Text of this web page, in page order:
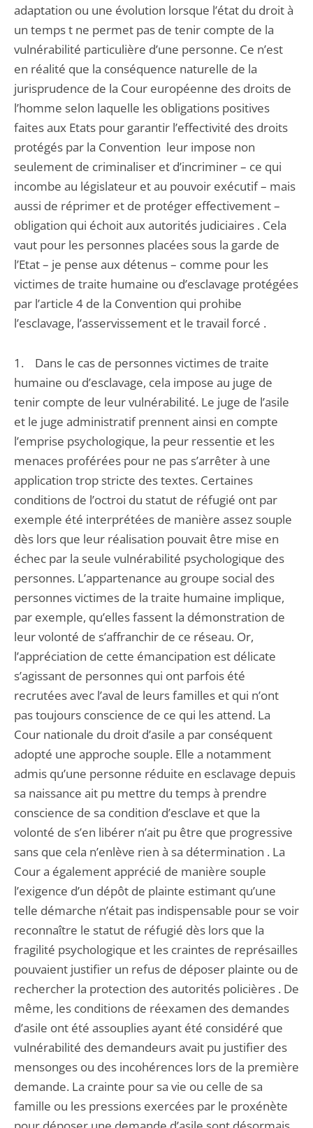
adaptation ou une évolution lorsque l’état du droit à
un temps t ne permet pas de tenir compte de la
vulnérabilité particulière d’une personne. Ce n’est
en réalité que la conséquence naturelle de la
jurisprudence de la Cour européenne des droits de
l’homme selon laquelle les obligations positives
faites aux Etats pour garantir l’effectivité des droits
protégés par la Convention leur impose non
seulement de criminaliser et d’incriminer – ce qui
incombe au législateur et au pouvoir exécutif – mais
aussi de réprimer et de protéger effectivement –
obligation qui échoit aux autorités judiciaires . Cela
vaut pour les personnes placées sous la garde de
l’Etat – je pense aux détenus – comme pour les
victimes de traite humaine ou d’esclavage protégées
par l’article 4 de la Convention qui prohibe
l’esclavage, l’asservissement et le travail forcé .
1. Dans le cas de personnes victimes de traite
humaine ou d’esclavage, cela impose au juge de
tenir compte de leur vulnérabilité. Le juge de l’asile
et le juge administratif prennent ainsi en compte
l’emprise psychologique, la peur ressentie et les
menaces proférées pour ne pas s’arrêter à une
application trop stricte des textes. Certaines
conditions de l’octroi du statut de réfugié ont par
exemple été interprétées de manière assez souple
dès lors que leur réalisation pouvait être mise en
échec par la seule vulnérabilité psychologique des
personnes. L’appartenance au groupe social des
personnes victimes de la traite humaine implique,
par exemple, qu’elles fassent la démonstration de
leur volonté de s’affranchir de ce réseau. Or,
l’appréciation de cette émancipation est délicate
s’agissant de personnes qui ont parfois été
recrutées avec l’aval de leurs familles et qui n’ont
pas toujours conscience de ce qui les attend. La
Cour nationale du droit d’asile a par conséquent
adopté une approche souple. Elle a notamment
admis qu’une personne réduite en esclavage depuis
sa naissance ait pu mettre du temps à prendre
conscience de sa condition d’esclave et que la
volonté de s’en libérer n’ait pu être que progressive
sans que cela n’enlève rien à sa détermination . La
Cour a également apprécié de manière souple
l’exigence d’un dépôt de plainte estimant qu’une
telle démarche n’était pas indispensable pour se voir
reconnaître le statut de réfugié dès lors que la
fragilité psychologique et les craintes de représailles
pouvaient justifier un refus de déposer plainte ou de
rechercher la protection des autorités policières . De
même, les conditions de réexamen des demandes
d’asile ont été assouplies ayant été considéré que
vulnérabilité des demandeurs avait pu justifier des
mensonges ou des incohérences lors de la première
demande. La crainte pour sa vie ou celle de sa
famille ou les pressions exercées par le proxénète